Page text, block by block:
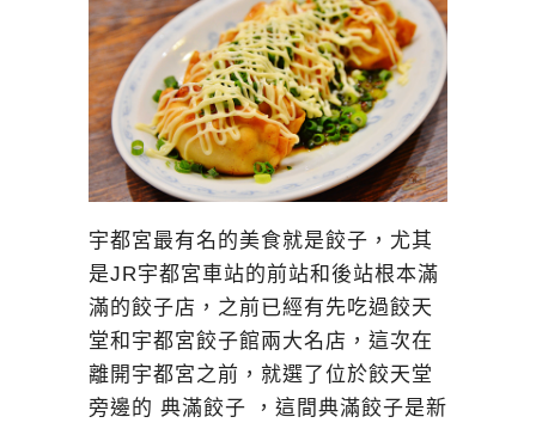
宇都宮最有名的美食就是餃子，尤其
是JR宇都宮車站的前站和後站根本滿
滿的餃子店，之前已經有先吃過餃天
堂和宇都宮餃子館兩大名店，這次在
離開宇都宮之前，就選了位於餃天堂
旁邊的 典滿餃子 ，這間典滿餃子是新